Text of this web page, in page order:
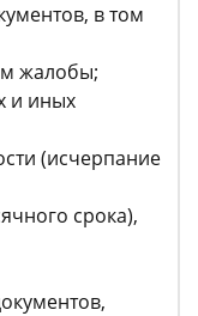
в том
жалобы;
и иных
(исчерпание
срока),